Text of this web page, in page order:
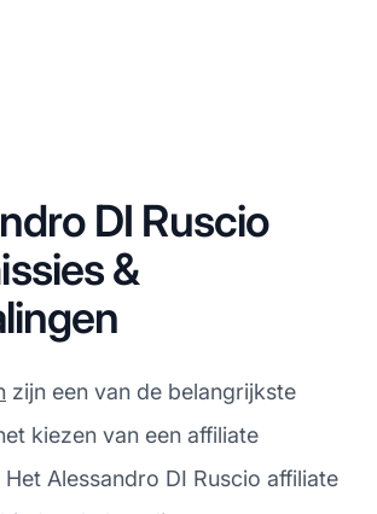
DI Ruscio
&
zijn een van de belangrijkste
kiezen van een affiliate
Alessandro DI Ruscio affiliate